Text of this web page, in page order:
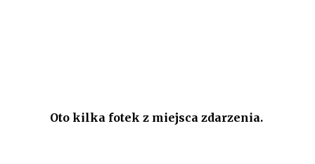
Oto kilka fotek z miejsca zdarzenia.